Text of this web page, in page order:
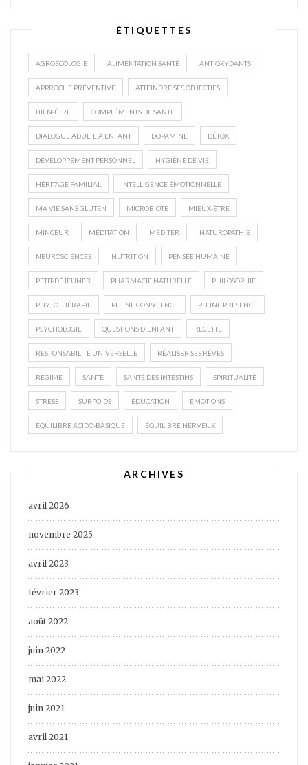
ÉTIQUETTES
AGROÉCOLOGIE ALIMENTATION SANTÉ ANTIOXYDANTS
APPROCHE PRÉVENTIVE ATTEINDRE SES OBJECTIFS
BIEN-ÊTRE COMPLÉMENTS DE SANTÉ
DIALOGUE ADULTE À ENFANT DOPAMINE DÉTOX
DÉVELOPPEMENT PERSONNEL HYGIÈNE DE VIE
HÉRITAGE FAMILIAL INTELLIGENCE ÉMOTIONNELLE
MA VIE SANS GLUTEN MICROBIOTE MIEUX-ÊTRE
MINCEUR MÉDITATION MÉDITER NATUROPATHIE
NEUROSCIENCES NUTRITION PENSÉE HUMAINE
PETIT-DÉJEUNER PHARMACIE NATURELLE PHILOSOPHIE
PHYTOTHÉRAPIE PLEINE CONSCIENCE PLEINE PRÉSENCE
PSYCHOLOGIE QUESTIONS D'ENFANT RECETTE
RESPONSABILITÉ UNIVERSELLE RÉALISER SES RÊVES
RÉGIME SANTÉ SANTÉ DES INTESTINS SPIRITUALITÉ
STRESS SURPOIDS ÉDUCATION ÉMOTIONS
ÉQUILIBRE ACIDO-BASIQUE ÉQUILIBRE NERVEUX
ARCHIVES
avril 2026
novembre 2025
avril 2023
février 2023
août 2022
juin 2022
mai 2022
juin 2021
avril 2021